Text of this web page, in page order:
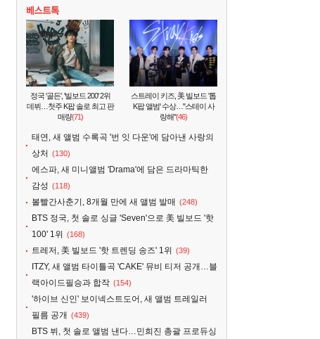
정국 '골든', '빌보드 200' 2위
데뷔…첫주 K팝 솔로 최고 판
매량(71)
스트레이 키즈, 美 빌보드 '톱
K팝 앨범' 수상…"스테이 사
랑해"(46)
태연, 새 앨범 수록곡 '번 잇 다운'에 담아낸 사랑의
상처 (130)
에스파, 새 미니앨범 'Drama'에 담은 드라마틱한
감성 (118)
볼빨간사춘기, 8개월 만에 새 앨범 발매 (248)
BTS 정국, 첫 솔로 싱글 'Seven'으로 美 빌보드 '핫
100' 1위
(168)
트레저, 美 빌보드 '핫 트렌딩 송즈' 1위 (39)
ITZY, 새 앨범 타이틀곡 'CAKE' 뮤비 티저 공개…블
랙아이드필승과 합작 (154)
'하이브 신인' 보이넥스트도어, 새 앨범 트레일러
필름 공개 (439)
BTS 뷔, 첫 솔로 앨범 낸다…민희진 총괄 프로듀싱